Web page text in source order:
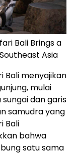
Bali Brings a
Asia
Bali menyajikan
mulai
dan garis
samudra yang
Bali
bahwa
satu sama